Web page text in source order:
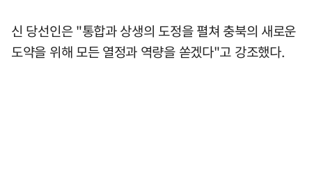
신 당선인은 "통합과 상생의 도정을 펼쳐 충북의 새로운
도약을 위해 모든 열정과 역량을 쏟겠다"고 강조했다.